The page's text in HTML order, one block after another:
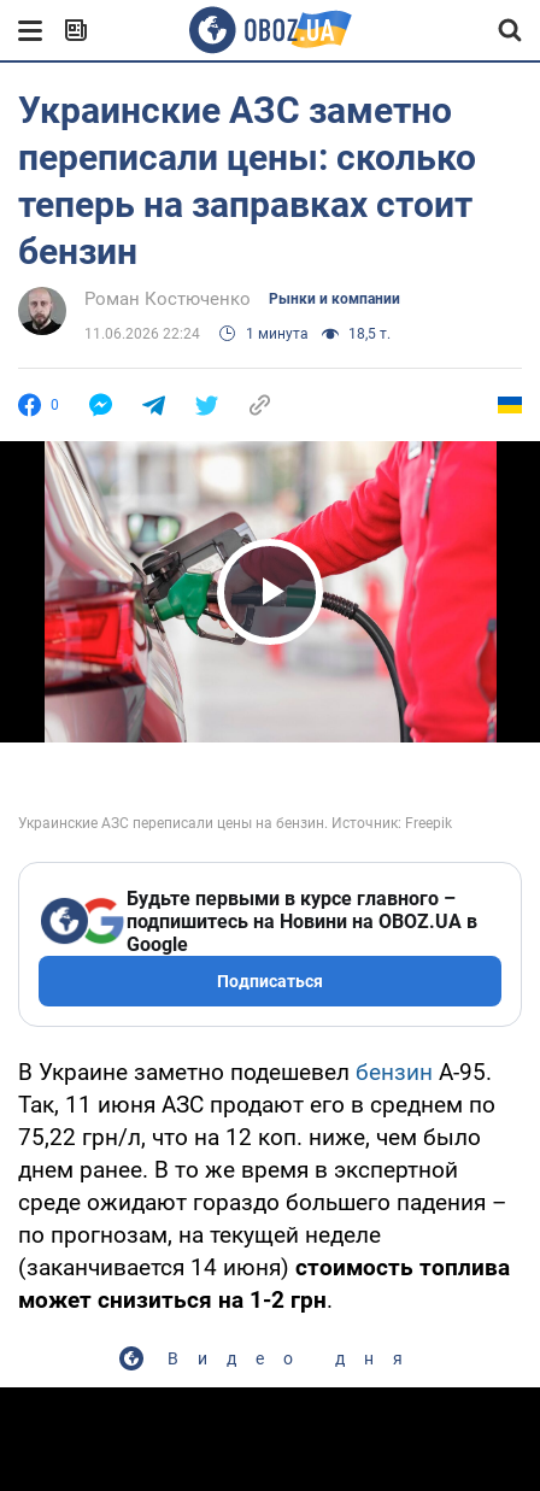
Украинские АЗС заметно
переписали цены: сколько
теперь на заправках стоит
бензин
Роман Костюченко Рынки и компании
11.06.2026 22:24 1 минута 18,5 т.
0
Play Video
Будьте первыми в курсе главного –
подпишитесь на Новини на OBOZ.UA в
Google
Подписаться
В Украине заметно подешевел бензин А-95.
Так, 11 июня АЗС продают его в среднем по
75,22 грн/л, что на 12 коп. ниже, чем было
днем ранее. В то же время в экспертной
среде ожидают гораздо большего падения –
по прогнозам, на текущей неделе
(заканчивается 14 июня) стоимость топлива
может снизиться на 1-2 грн.
Видео дня